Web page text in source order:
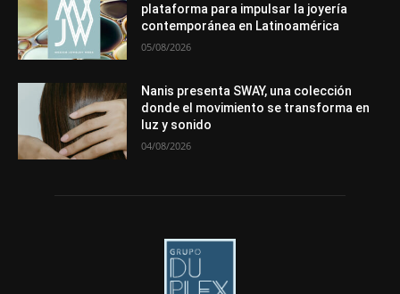
plataforma para impulsar la joyería
contemporánea en Latinoamérica
05/08/2026
Nanis presenta SWAY, una colección
donde el movimiento se transforma en
luz y sonido
04/08/2026